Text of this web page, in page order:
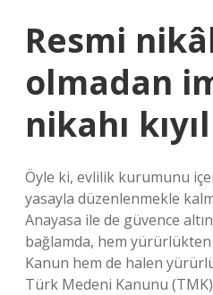
Resmi
olmadan
nikahı
Öyle ki, evlilik kurumunu
yasayla düzenlenmekle
Anayasa ile de güvence
bağlamda, hem yürürlükten
Kanun hem de halen
Türk Medeni Kanunu